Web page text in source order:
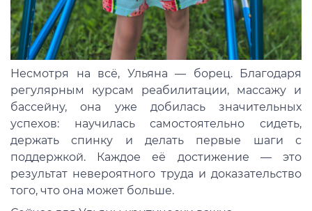
Несмотря на всё, Ульяна — борец. Благодаря
регулярным курсам реабилитации, массажу и
бассейну, она уже добилась значительных
успехов: научилась самостоятельно сидеть,
держать спинку и делать первые шаги с
поддержкой. Каждое её достижение — это
результат невероятного труда и доказательство
того, что она может больше.